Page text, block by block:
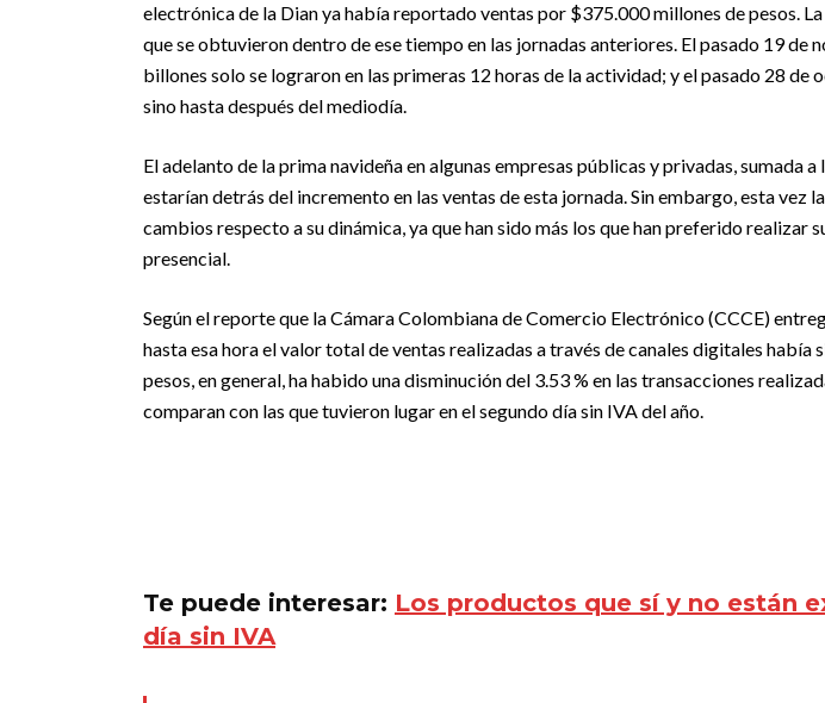
electrónica de la Dian ya había reportado ventas por $375.000 millones de pesos.
que se obtuvieron dentro de ese tiempo en las jornadas anteriores. El pasado 19 de
billones solo se lograron en las primeras 12 horas de la actividad; y el pasado 28 de
sino hasta después del mediodía.
El adelanto de la prima navideña en algunas empresas públicas y privadas, sumada
estarían detrás del incremento en las ventas de esta jornada. Sin embargo, esta vez
cambios respecto a su dinámica, ya que han sido más los que han preferido realizar
presencial.
Según el reporte que la Cámara Colombiana de Comercio Electrónico (CCCE)
hasta esa hora el valor total de ventas realizadas a través de canales digitales había
pesos, en general, ha habido una disminución del 3.53 % en las transacciones
comparan con las que tuvieron lugar en el segundo día sin IVA del año.
Te puede interesar: Los productos que sí y no están
día sin IVA